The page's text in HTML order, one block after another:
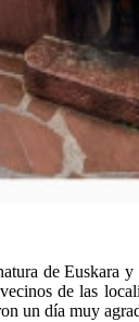
de Euskara
de las
un día muy